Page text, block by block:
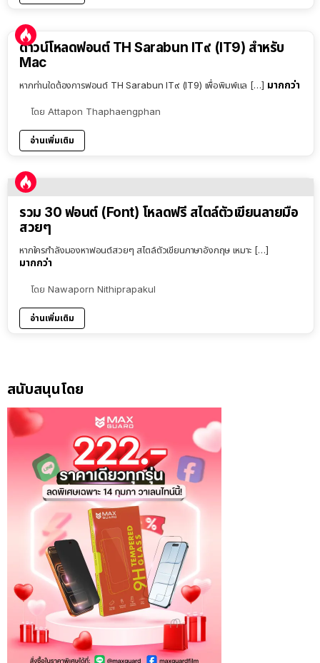
ดาวน์โหลดฟอนต์ TH Sarabun IT๙ (IT9) สำหรับ
Mac
หากท่านใดต้องการฟอนต์ TH Sarabun IT๙ (IT9) เพื่อพิมพ์แล […] มากกว่า
โดย Attapon Thaphaengphan
อ่านเพิ่มเติม
รวม 30 ฟอนต์ (Font) โหลดฟรี สไตล์ตัวเขียนลายมือ
สวยๆ
หากใครกำลังมองหาฟอนต์สวยๆ สไตล์ตัวเขียนภาษาอังกฤษ เหมาะ […]
มากกว่า
โดย Nawaporn Nithiprapakul
อ่านเพิ่มเติม
สนับสนุนโดย